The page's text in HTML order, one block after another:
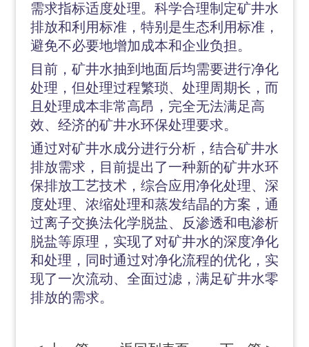
需求指标适度处理。科学合理制定矿井水
排放和利用标准，特别是生态利用标准，
避免不必要地增加成本和企业负担。
目前，矿井水抽到地面后均需要进行净化
处理，但处理过程繁琐、处理周期长，而
且处理成本非常高昂，完全无法满足高
效、经济的矿井水环保处理要求。
通过对矿井水成分进行分析，结合矿井水
排放需求，目前提出了一种新的矿井水环
保排放工艺技术，综合应用净化处理、深
度处理、浓缩处理和蒸发结晶的方案，通
过离子交换法化学脱盐、反渗透和电渗析
脱盐等原理，实现了对矿井水的深度净化
和处理，同时通过对净化流程的优化，实
现了一次流动、全面过滤，满足矿井水零
排放的需求。